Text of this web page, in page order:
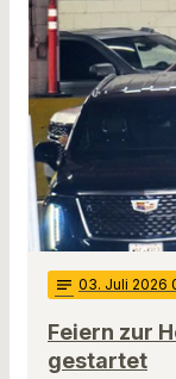
notes 03. Juli 2026
Feiern zur
gestartet